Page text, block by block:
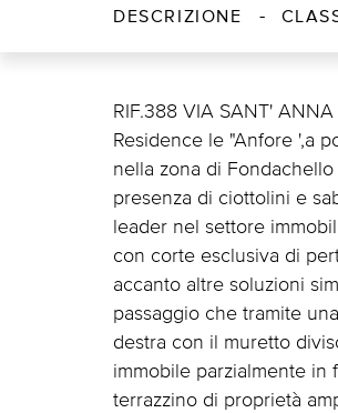
DESCRIZIONE
RIF.388 VIA SANT'
Residence le "Anfore ',a
nella zona di
presenza di ciottolini e
leader nel settore
con corte esclusiva di
accanto altre soluzioni
passaggio che tramite
destra con il muretto
immobile parzialmente in
terrazzino di proprietà